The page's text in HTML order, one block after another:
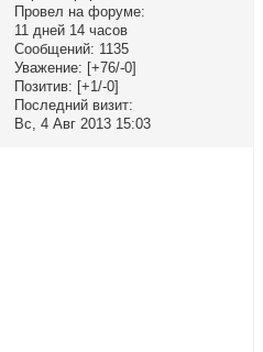
Провел на форуме:
11 дней 14 часов
Сообщений: 1135
Уважение: [+76/-0]
Позитив: [+1/-0]
Последний визит:
Вс, 4 Авг 2013 15:03